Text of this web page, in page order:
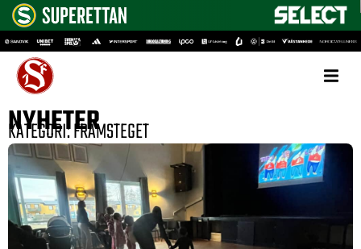
NYHETER
KATEGORI: FRAMSTEGET